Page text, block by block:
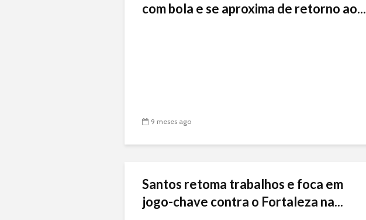
com bola e se aproxima de retorno ao...
9 meses ago
Santos retoma trabalhos e foca em
jogo-chave contra o Fortaleza na...